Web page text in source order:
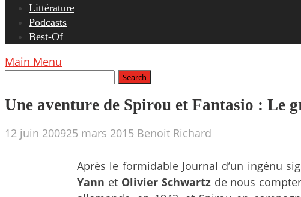
Littérature
Podcasts
Best-Of
Main Menu
Une aventure de Spirou et Fantasio : Le
12 juin 200925 mars 2015 Benoit Richard
Après le formidable Journal d’un ingénu
Yann et Olivier Schwartz de nous